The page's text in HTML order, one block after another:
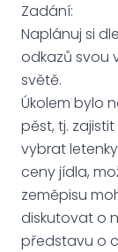
Zadání:
Naplánuj si
odkazů svou
světě.
Úkolem bylo
pěst, tj.
vybrat
ceny jídla,
zeměpisu
diskutovat o
představu o